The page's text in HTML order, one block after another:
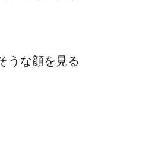
うな顔を 見る